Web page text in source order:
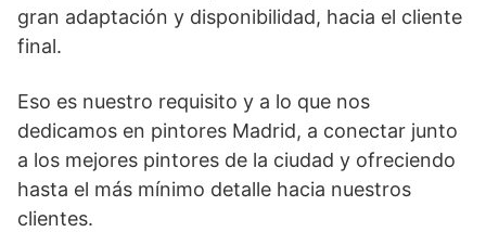
gran adaptación y disponibilidad, hacia el cliente
final.
Eso es nuestro requisito y a lo que nos
dedicamos en pintores Madrid, a conectar junto
a los mejores pintores de la ciudad y ofreciendo
hasta el más mínimo detalle hacia nuestros
clientes.